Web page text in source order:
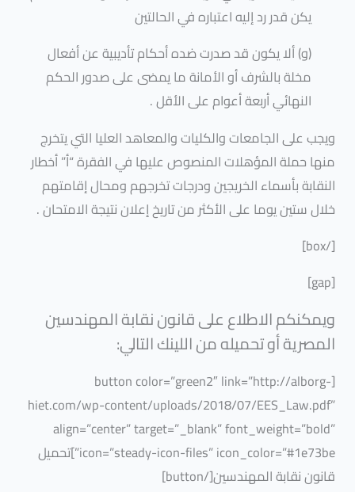
يكن قدر رد إليه اعتباره في الحالتين
(و) ألا يكون قد صدرت ضده أحكام تأديبية عن أفعال
مخلة بالشرف أو الأمانة ما يمضى على صدور الحكم
النهائي أربعة أعوام على الأقل .
ويجب على الجامعات والكليات والمعاهد العليا التي يتخرج
منها حملة المؤهلات المنصوص عليها في الفقرة “أ” أخطار
النقابة بأسماء الخريجين ودرجات تخرجهم ومحال إقامتهم
خلال ستين يوما على الأكثر من تاريخ إعلان نتيجة الامتحان .
[/box]
[gap]
ويمكنكم الاطلاع على قانون نقابة المهندسين
المصرية أو تحميله من اللينك التالي:
[button color=”green2″ link=”http://alborg-
hiet.com/wp-content/uploads/2018/07/EES_Law.pdf”
align=”center” target=”_blank” font_weight=”bold”
icon=”steady-icon-files” icon_color=”#1e73be”]تحميل
قانون نقابة المهندسين[/button]